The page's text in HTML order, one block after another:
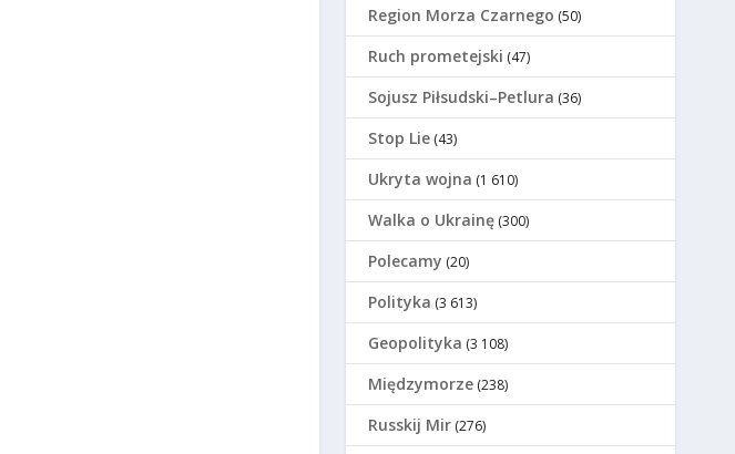
Region Morza Czarnego (50)
Ruch prometejski (47)
Sojusz Piłsudski–Petlura (36)
Stop Lie (43)
Ukryta wojna (1 610)
Walka o Ukrainę (300)
Polecamy (20)
Polityka (3 613)
Geopolityka (3 108)
Międzymorze (238)
Russkij Mir (276)